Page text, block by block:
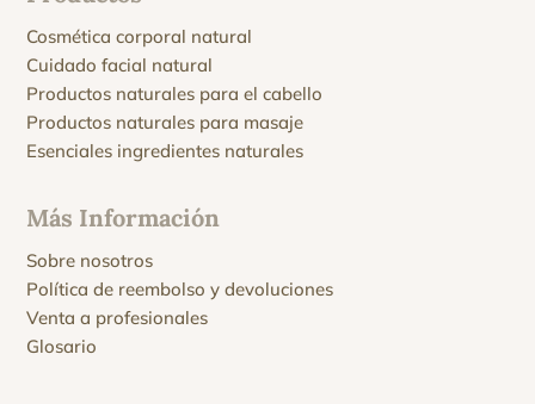
Cosmética corporal natural
Cuidado facial natural
Productos naturales para el cabello
Productos naturales para masaje
Esenciales ingredientes naturales
Más Información
Sobre nosotros
Política de reembolso y devoluciones
Venta a profesionales
Glosario